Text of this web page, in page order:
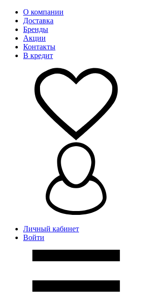
О компании
Доставка
Бренды
Акции
Контакты
В кредит
Личный кабинет
Войти